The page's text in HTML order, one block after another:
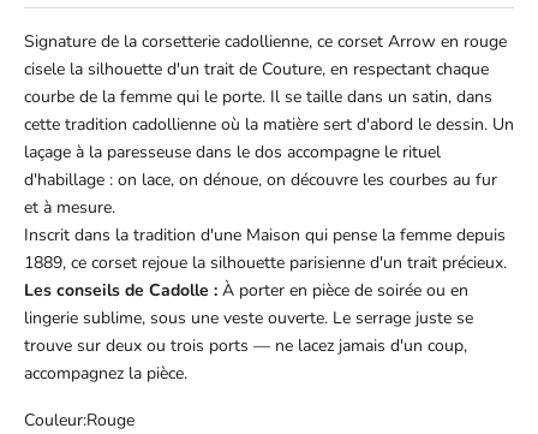
Signature de la corsetterie cadollienne, ce corset Arrow en rouge
cisele la silhouette d'un trait de Couture, en respectant chaque
courbe de la femme qui le porte. Il se taille dans un satin, dans
cette tradition cadollienne où la matière sert d'abord le dessin. Un
laçage à la paresseuse dans le dos accompagne le rituel
d'habillage : on lace, on dénoue, on découvre les courbes au fur
et à mesure.
Inscrit dans la tradition d'une Maison qui pense la femme depuis
1889, ce corset rejoue la silhouette parisienne d'un trait précieux.
Les conseils de Cadolle : À porter en pièce de soirée ou en
lingerie sublime, sous une veste ouverte. Le serrage juste se
trouve sur deux ou trois ports — ne lacez jamais d'un coup,
accompagnez la pièce.
Couleur:Rouge